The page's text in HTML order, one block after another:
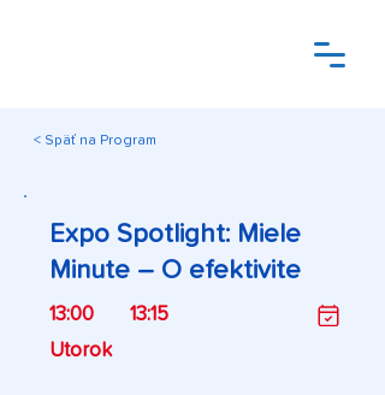
< Späť na Program
Expo Spotlight: Miele
Minute – O efektivite
13:00
13:15
Utorok